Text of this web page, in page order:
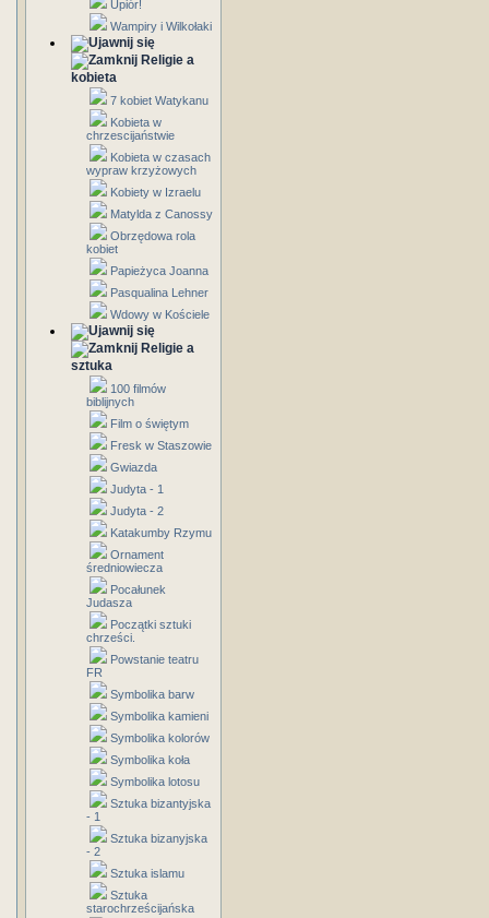
Upiór!
Wampiry i Wilkołaki
Religie a
kobieta
7 kobiet Watykanu
Kobieta w
chrzescijaństwie
Kobieta w czasach
wypraw krzyżowych
Kobiety w Izraelu
Matylda z Canossy
Obrzędowa rola
kobiet
Papieżyca Joanna
Pasqualina Lehner
Wdowy w Kościele
Religie a
sztuka
100 filmów
biblijnych
Film o świętym
Fresk w Staszowie
Gwiazda
Judyta - 1
Judyta - 2
Katakumby Rzymu
Ornament
średniowiecza
Pocałunek
Judasza
Początki sztuki
chrześci.
Powstanie teatru
FR
Symbolika barw
Symbolika kamieni
Symbolika kolorów
Symbolika koła
Symbolika lotosu
Sztuka bizantyjska
- 1
Sztuka bizanyjska
- 2
Sztuka islamu
Sztuka
starochrześcijańska